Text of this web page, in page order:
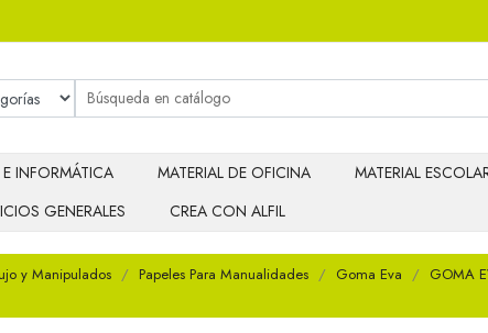
INFORMÁTICA MATERIAL DE OFICINA
MATERIAL
GENERALES CREA CON ALFIL
y Manipulados Papeles Para Manualidades Goma Eva
GOMA